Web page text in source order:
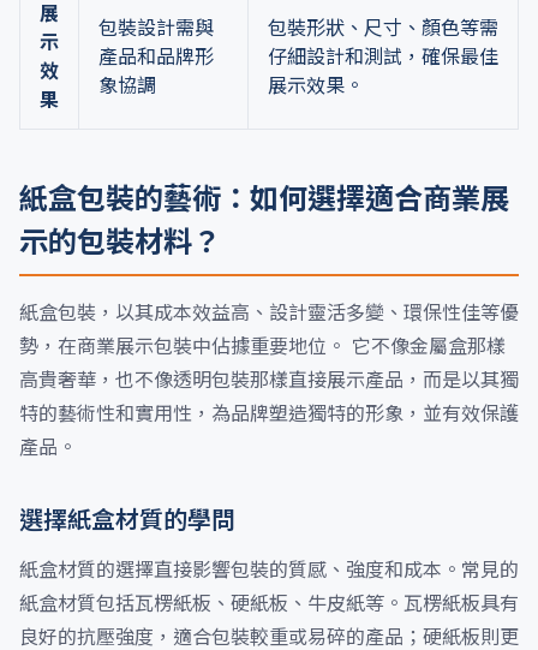
展
示
效
果
包裝設計需與
產品和品牌形
象協調
包裝形狀、尺寸、顏色等需
仔細設計和測試，確保最佳
展示效果。
紙盒包裝的藝術：如何選擇適合商業展
示的包裝材料？
紙盒包裝，以其成本效益高、設計靈活多變、環保性佳等優
勢，在商業展示包裝中佔據重要地位。 它不像金屬盒那樣
高貴奢華，也不像透明包裝那樣直接展示產品，而是以其獨
特的藝術性和實用性，為品牌塑造獨特的形象，並有效保護
產品。
選擇紙盒材質的學問
紙盒材質的選擇直接影響包裝的質感、強度和成本。常見的
紙盒材質包括瓦楞紙板、硬紙板、牛皮紙等。瓦楞紙板具有
良好的抗壓強度，適合包裝較重或易碎的產品；硬紙板則更